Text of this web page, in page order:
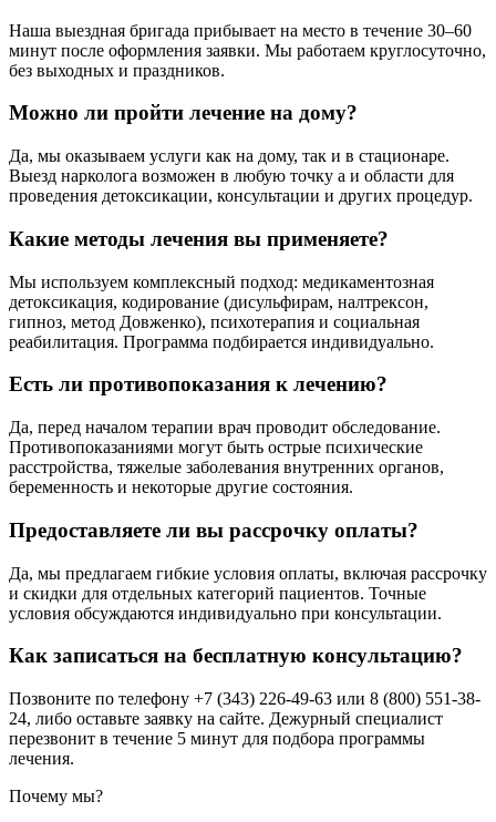
Наша выездная бригада прибывает на место в течение 30–60
минут после оформления заявки. Мы работаем круглосуточно,
без выходных и праздников.
Можно ли пройти лечение на дому?
Да, мы оказываем услуги как на дому, так и в стационаре.
Выезд нарколога возможен в любую точку а и области для
проведения детоксикации, консультации и других процедур.
Какие методы лечения вы применяете?
Мы используем комплексный подход: медикаментозная
детоксикация, кодирование (дисульфирам, налтрексон,
гипноз, метод Довженко), психотерапия и социальная
реабилитация. Программа подбирается индивидуально.
Есть ли противопоказания к лечению?
Да, перед началом терапии врач проводит обследование.
Противопоказаниями могут быть острые психические
расстройства, тяжелые заболевания внутренних органов,
беременность и некоторые другие состояния.
Предоставляете ли вы рассрочку оплаты?
Да, мы предлагаем гибкие условия оплаты, включая рассрочку
и скидки для отдельных категорий пациентов. Точные
условия обсуждаются индивидуально при консультации.
Как записаться на бесплатную консультацию?
Позвоните по телефону +7 (343) 226-49-63 или 8 (800) 551-38-
24, либо оставьте заявку на сайте. Дежурный специалист
перезвонит в течение 5 минут для подбора программы
лечения.
Почему мы?